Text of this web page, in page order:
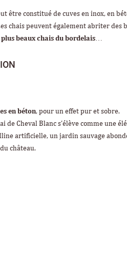
être constitué de cuves en inox, en
chais peuvent également abriter des
beaux chais du bordelais
en béton, pour un effet pur et sobre.
de Cheval Blanc s’élève comme une
artificielle, un jardin sauvage
château.